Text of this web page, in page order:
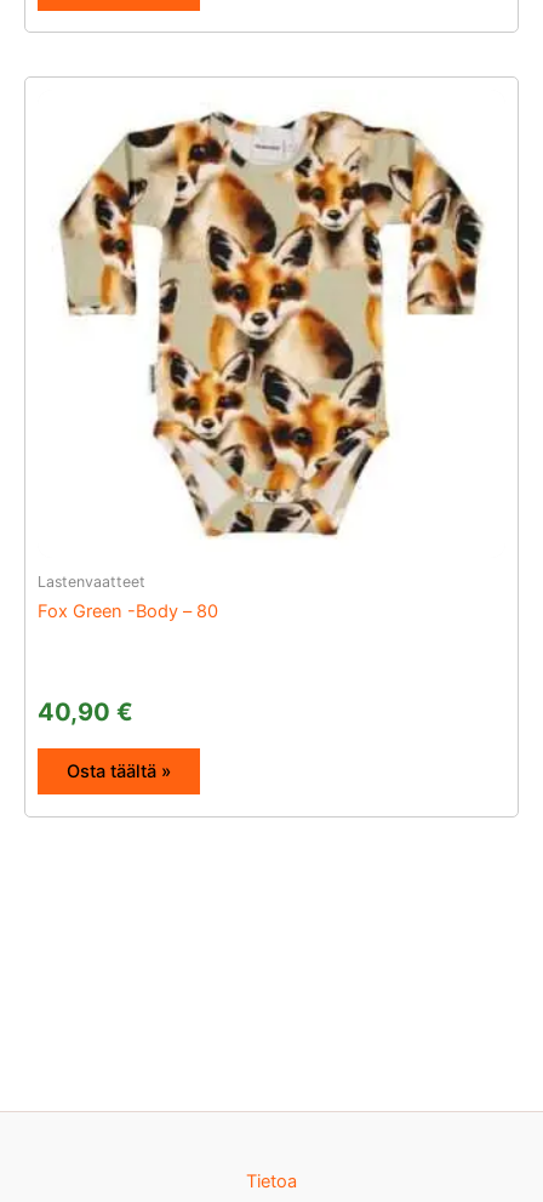
Lastenvaatteet
Fox Green -Body – 80
40,90 €
Osta täältä »
Tietoa